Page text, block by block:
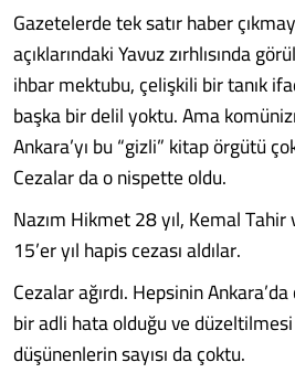
Gazetelerde tek satır haber
açıklarındaki Yavuz zırhlısında
ihbar mektubu, çelişkili bir tanık
başka bir delil yoktu. Ama
Ankara’yı bu “gizli” kitap örgütü
Cezalar da o nispette oldu.
Nazım Hikmet 28 yıl, Kemal Tahir
15’er yıl hapis cezası aldılar.
Cezalar ağırdı. Hepsinin
bir adli hata olduğu ve
düşünenlerin sayısı da çoktu.